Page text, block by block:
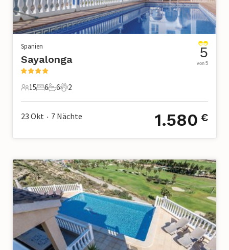
Spanien
Sayalonga
15 Gäste
15
6 Schlafzimmer
6
6 Badezimmer
6
2 Haustiere
2
5
von 5
23 Okt • 7 Nächte 1.580 €